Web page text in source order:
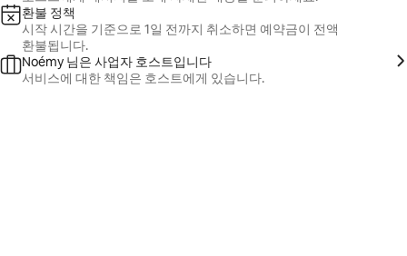
환불 정책
시작 시간을 기준으로 1일 전까지 취소하면 예약금이 전액
환불됩니다.
Noémy 님은 사업자 호스트입니다
서비스에 대한 책임은 호스트에게 있습니다.